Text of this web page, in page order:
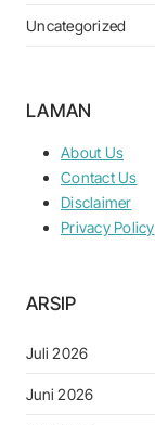
Uncategorized
LAMAN
About Us
Contact Us
Disclaimer
Privacy Policy
ARSIP
Juli 2026
Juni 2026